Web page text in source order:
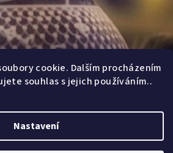
cookie. Dalším procházením
souhlas s jejich používáním..
Nastavení